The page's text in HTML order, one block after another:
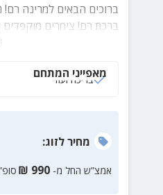
ברוכים הבאים למרינה
ברכת רם! צימרים מוקפדים
וחמה לאירוח זוגות,
מאפייני המתחם
בריכה ועוד
מחירלזוג:
אמצ”ש החל מ- 990
₪